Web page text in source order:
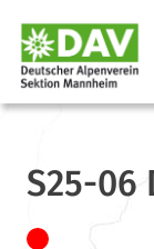
S25-06